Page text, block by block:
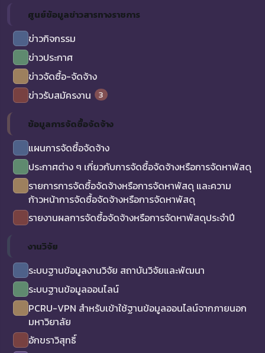
ศูนย์ข้อมูลข่าวสารทางราชการ
ข่าวกิจกรรม
ข่าวประกาศ
ข่าวจัดซื้อ-จัดจ้าง
ข่าวรับสมัครงาน
3
ข้อมูลการจัดซื้อจัดจ้าง
แผนการจัดซื้อจัดจ้าง
ประกาศต่าง ๆ เกี่ยวกับการจัดซื้อจัดจ้างหรือการจัดหาพัสดุ
รายการการจัดซื้อจัดจ้างหรือการจัดหาพัสดุ และความ
ก้าวหน้าการจัดซื้อจัดจ้างหรือการจัดหาพัสดุ
รายงานผลการจัดซื้อจัดจ้างหรือการจัดหาพัสดุประจำปี
งานวิจัย
ระบบฐานข้อมูลงานวิจัย สถาบันวิจัยและพัฒนา
ระบบฐานข้อมูลออนไลน์
PCRU-VPN สำหรับเข้าใช้ฐานข้อมูลออนไลน์จากภายนอก
มหาวิยาลัย
อักขราวิสุทธิ์